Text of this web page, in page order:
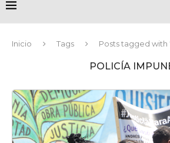
Inicio Tags Posts tagged with
POLICÍA